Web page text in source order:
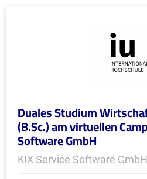
Duales Studium
(B.Sc.) am virtuellen
Software GmbH
KIX Service Software GmbH